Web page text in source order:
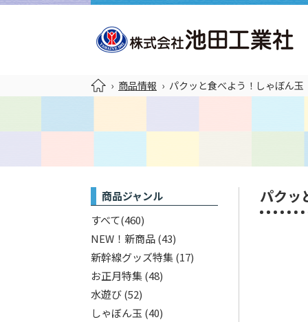
› 商品情報 › パクッと食べよう！しゃぼん玉
商品ジャンル
すべて(460)
NEW！新商品(43)
新幹線グッズ特集(17)
お正月特集(48)
水遊び(52)
しゃぼん玉 (40)
パクッ